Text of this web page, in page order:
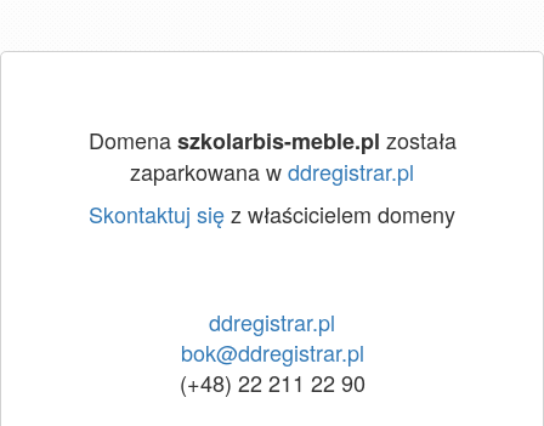
Domenaszkolarbis-meble.pl została
zaparkowana wddregistrar.pl
Skontaktuj sięz właścicielem domeny
ddregistrar.pl
bok@ddregistrar.pl
(+48) 22 211 22 90